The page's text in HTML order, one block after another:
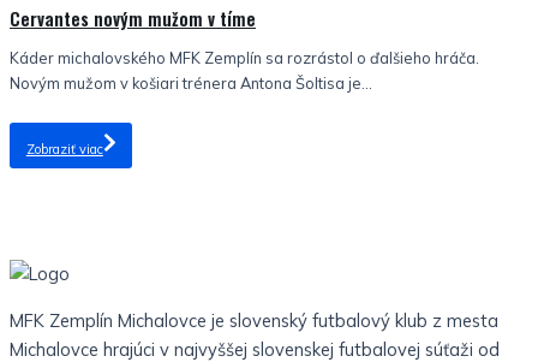
Cervantes novým mužom v tíme
Káder michalovského MFK Zemplín sa rozrástol o ďalšieho hráča.
Novým mužom v košiari trénera Antona Šoltisa je...
Zobraziť viac
MFK Zemplín Michalovce je slovenský futbalový klub z mesta
Michalovce hrajúci v najvyššej slovenskej futbalovej súťaži od